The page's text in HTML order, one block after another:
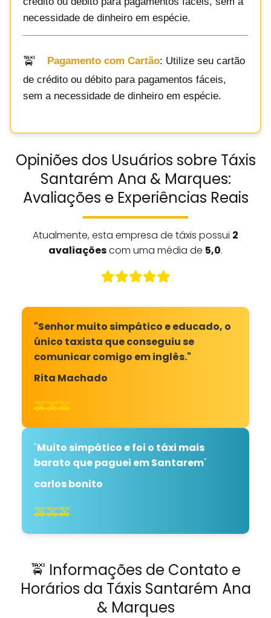
necessidade de dinheiro em espécie.
Pagamento com Cartão: Utilize seu cartão
de crédito ou débito para pagamentos fáceis,
sem a necessidade de dinheiro em espécie.
Opiniões dos Usuários sobre Táxis
Santarém Ana & Marques:
Avaliações e Experiências Reais
Atualmente, esta empresa de táxis possui 2
avaliaçõescom uma média de 5,0.
"Senhor muito simpático e educado, o
único taxista que conseguiu se
comunicar comigo em inglês."
Rita Machado
🚕🚕🚕
"Muito simpático e foi o táxi mais
barato que paguei em Santarem"
carlos bonito
🚕🚕🚕
🚖 Informações de Contato e
Horários da Táxis Santarém Ana
& Marques